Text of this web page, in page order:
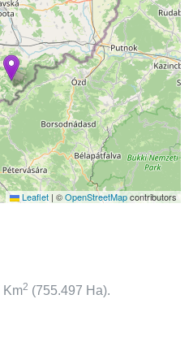
Leaflet | ©OpenStreetMapcontributors
Km2 (755.497 Ha).